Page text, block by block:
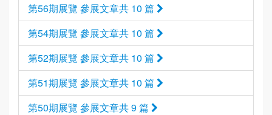
第56期展覽 參展文章共 10 篇
第54期展覽 參展文章共 10 篇
第52期展覽 參展文章共 10 篇
第51期展覽 參展文章共 10 篇
第50期展覽 參展文章共 9 篇